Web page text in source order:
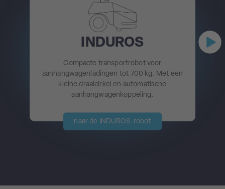
INDUROS
Compacte transportrobot voor
aanhangwagenladingen tot 700 kg. Met een
kleine draaicirkel en automatische
aanhangwagenkoppeling.
naar de INDUROS-robot